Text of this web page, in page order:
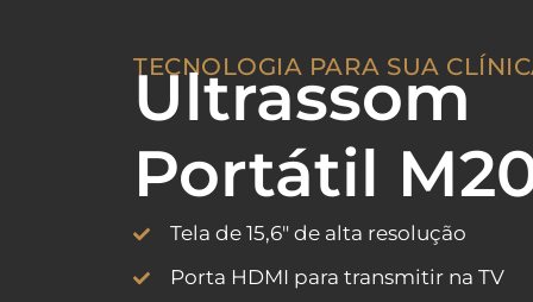
TECNOLOGIA PARA SUA
Ultrassom
Portátil
Tela de 15,6″ de alta resolução
Porta HDMI para transmitir na TV